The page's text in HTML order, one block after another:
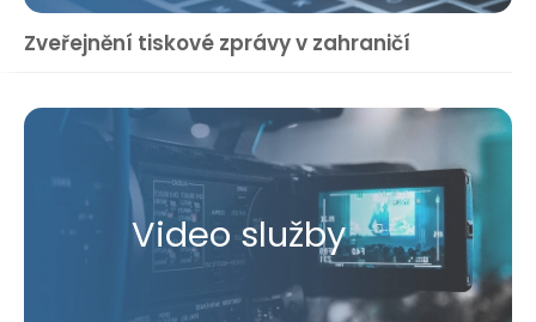
Zveřejnění tiskové zprávy v zahraničí
Video služby